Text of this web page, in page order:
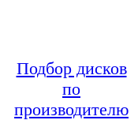
Подбор дисков
по
производителю